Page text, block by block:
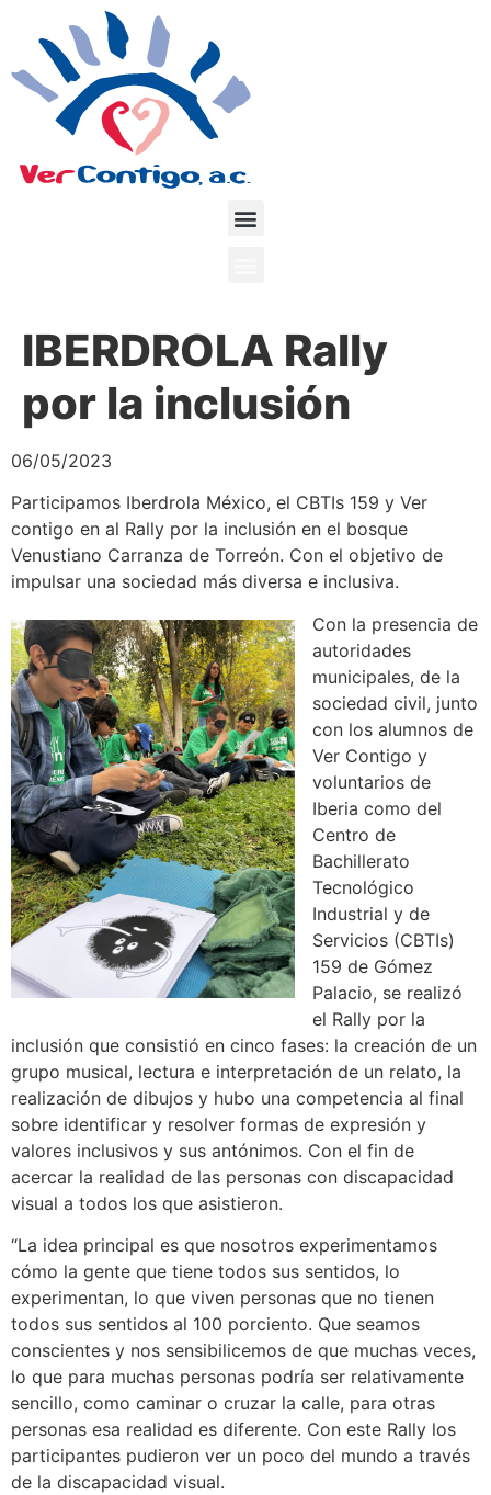
IBERDROLA Rally
por la inclusión
06/05/2023
Participamos Iberdrola México, el CBTIs 159 y Ver
contigo en al Rally por la inclusión en el bosque
Venustiano Carranza de Torreón. Con el objetivo de
impulsar una sociedad más diversa e inclusiva.
Con la presencia de
autoridades
municipales, de la
sociedad civil, junto
con los alumnos de
Ver Contigo y
voluntarios de
Iberia como del
Centro de
Bachillerato
Tecnológico
Industrial y de
Servicios (CBTIs)
159 de Gómez
Palacio, se realizó
el Rally por la
inclusión que consistió en cinco fases: la creación de un
grupo musical, lectura e interpretación de un relato, la
realización de dibujos y hubo una competencia al final
sobre identificar y resolver formas de expresión y
valores inclusivos y sus antónimos. Con el fin de
acercar la realidad de las personas con discapacidad
visual a todos los que asistieron.
“La idea principal es que nosotros experimentamos
cómo la gente que tiene todos sus sentidos, lo
experimentan, lo que viven personas que no tienen
todos sus sentidos al 100 porciento. Que seamos
conscientes y nos sensibilicemos de que muchas veces,
lo que para muchas personas podría ser relativamente
sencillo, como caminar o cruzar la calle, para otras
personas esa realidad es diferente. Con este Rally los
participantes pudieron ver un poco del mundo a través
de la discapacidad visual.